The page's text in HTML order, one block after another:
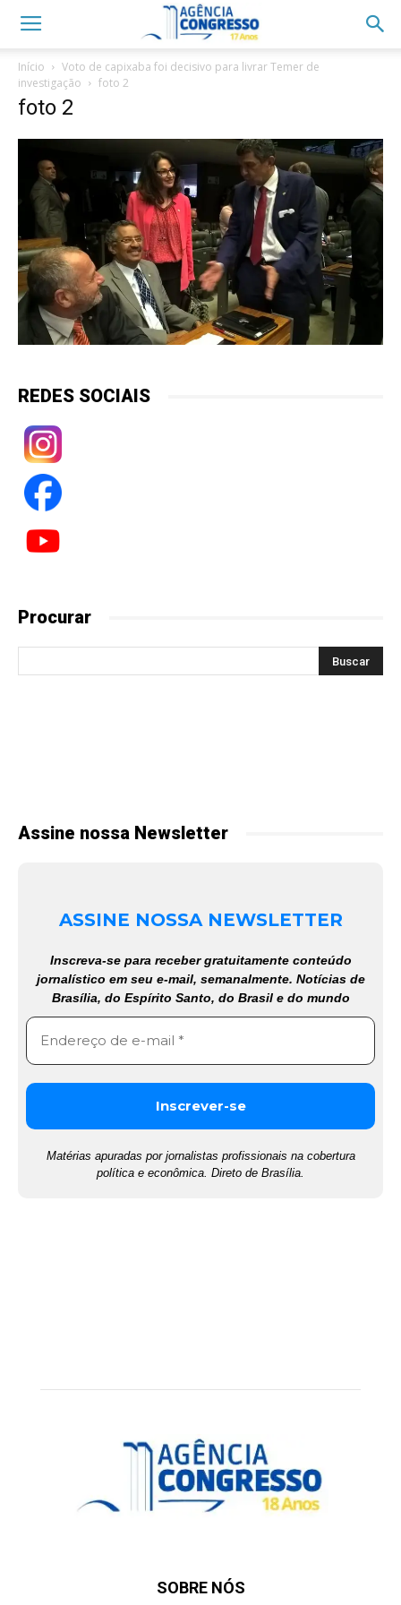
Início
Voto de capixaba foi decisivo para livrar Temer de
investigação
foto 2
foto 2
REDES SOCIAIS
Procurar
Assine nossa Newsletter
ASSINE NOSSA NEWSLETTER
Inscreva-se para receber gratuitamente conteúdo
jornalístico em seu e-mail, semanalmente. Notícias de
Brasília, do Espírito Santo, do Brasil e do mundo
Matérias apuradas por jornalistas profissionais na cobertura
política e econômica. Direto de Brasília.
SOBRE NÓS